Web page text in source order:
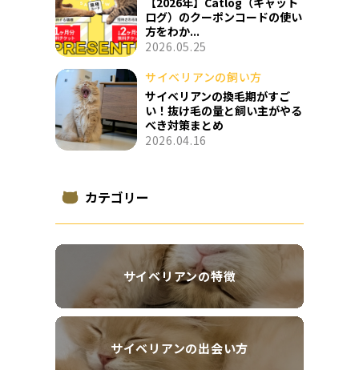
ログ）のクーポンコードの使い
方をわか...
2026.05.25
サイベリアンの飼い方
サイベリアンの換毛期がすご
い！抜け毛の量と飼い主がやる
べき対策まとめ
2026.04.16
カテゴリー
サイベリアンの特徴
サイベリアンの出会い方